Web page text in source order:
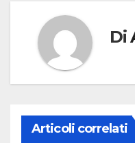
Di
Articoli correlati